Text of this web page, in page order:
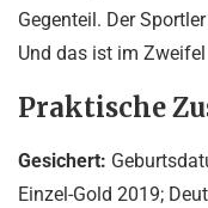
Gegenteil. Der
Und das ist im
Praktische
Gesichert:
Einzel-Gold 2019;